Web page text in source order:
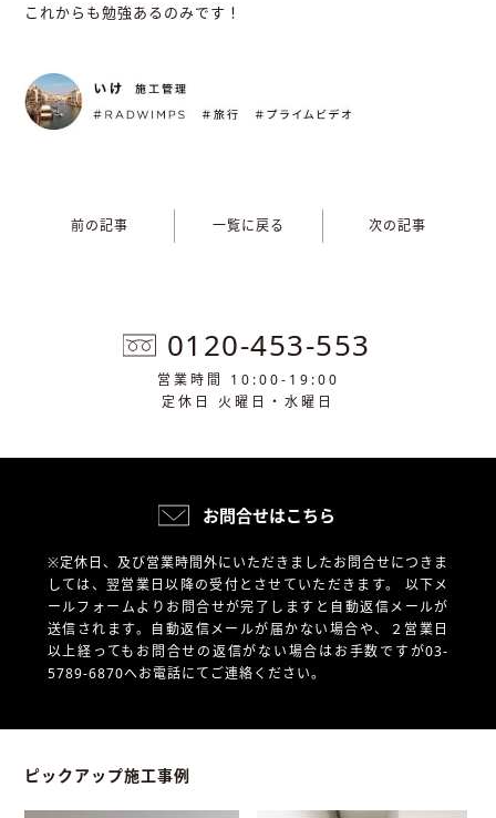
これからも勉強あるのみです！
前の記事 一覧に戻る 次の記事
0120-453-553
営業時間 10:00-19:00
定休日 火曜日・水曜日
お問合せはこちら
※定休日、及び営業時間外にいただきましたお問合せにつきま
しては、翌営業日以降の受付とさせていただきます。 以下メ
ールフォームよりお問合せが完了しますと自動返信メールが
送信されます。自動返信メールが届かない場合や、
２営業日
以上経ってもお問合せの返信がない場合はお手数ですが03-
5789-6870へお電話にてご連絡ください。
ピックアップ施工事例